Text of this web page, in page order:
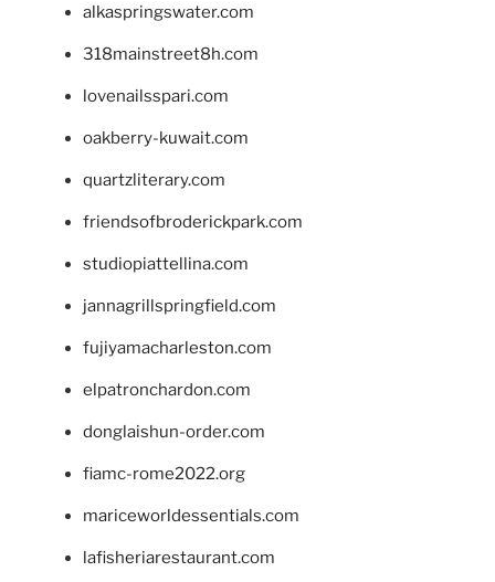
alkaspringswater.com
318mainstreet8h.com
lovenailsspari.com
oakberry-kuwait.com
quartzliterary.com
friendsofbroderickpark.com
studiopiattellina.com
jannagrillspringfield.com
fujiyamacharleston.com
elpatronchardon.com
donglaishun-order.com
fiamc-rome2022.org
mariceworldessentials.com
lafisheriarestaurant.com